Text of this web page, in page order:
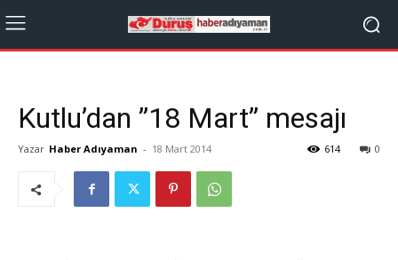
Kutlu’dan ”18 Mart” mesajı
Yazar Haber Adıyaman - 18 Mart 2014 0
614